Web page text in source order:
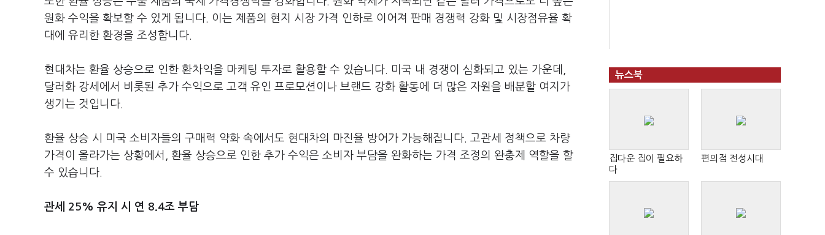
원화 수익을 확보할 수 있게 됩니다. 이는 제품의 현지 시장 가격 인하로 이어져 판매 경쟁력 강화 및 시장점유율 확
대에 유리한 환경을 조성합니다.
현대차는 환율 상승으로 인한 환차익을 마케팅 투자로 활용할 수 있습니다. 미국 내 경쟁이 심화되고 있는 가운데,
달러화 강세에서 비롯된 추가 수익으로 고객 유인 프로모션이나 브랜드 강화 활동에 더 많은 자원을 배분할 여지가
생기는 것입니다.
환율 상승 시 미국 소비자들의 구매력 약화 속에서도 현대차의 마진율 방어가 가능해집니다. 고관세 정책으로 차량
가격이 올라가는 상황에서, 환율 상승으로 인한 추가 수익은 소비자 부담을 완화하는 가격 조정의 완충제 역할을 할
수 있습니다.
관세 25% 유지 시 연 8.4조 부담
뉴스북
집다운 집이 필요하
다
편의점 전성시대